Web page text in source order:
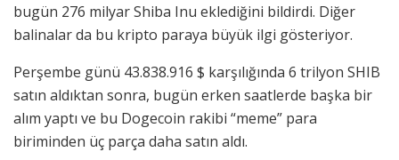
bugün 276 milyar Shiba Inu eklediğini bildirdi. Diğer
balinalar da bu kripto paraya büyük ilgi gösteriyor.
Perşembe günü 43.838.916 $ karşılığında 6 trilyon SHIB
satın aldıktan sonra, bugün erken saatlerde başka bir
alım yaptı ve bu Dogecoin rakibi “meme” para
biriminden üç parça daha satın aldı.